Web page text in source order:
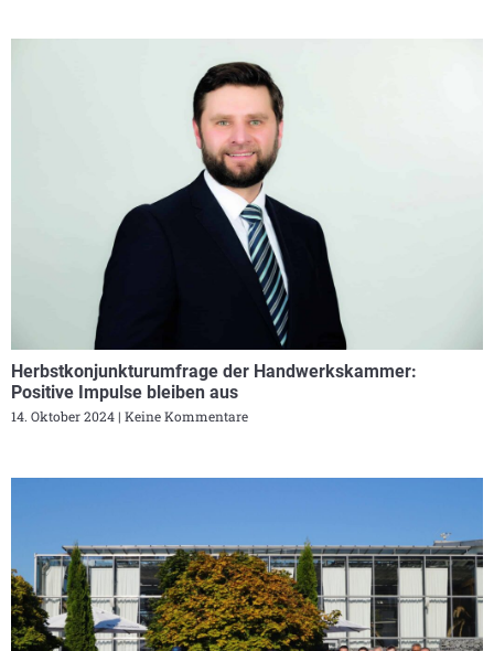
Herbstkonjunkturumfrage der Handwerkskammer:
Positive Impulse bleiben aus
14. Oktober 2024 Keine Kommentare